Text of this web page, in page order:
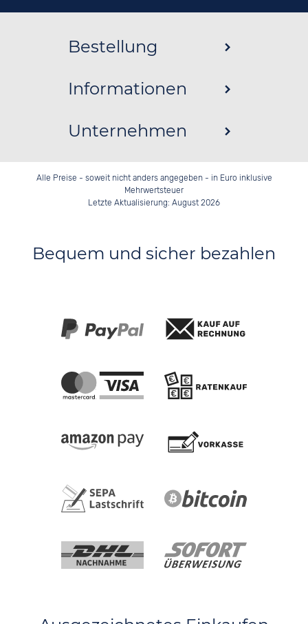
Bestellung
Informationen
Unternehmen
Alle Preise - soweit nicht anders angegeben - in Euro inklusive
Mehrwertsteuer
Letzte Aktualisierung: August 2026
Bequem und sicher bezahlen